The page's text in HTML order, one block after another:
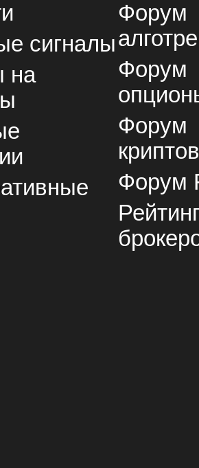
сигналы
на
Форум
Форум
Форум
Форум